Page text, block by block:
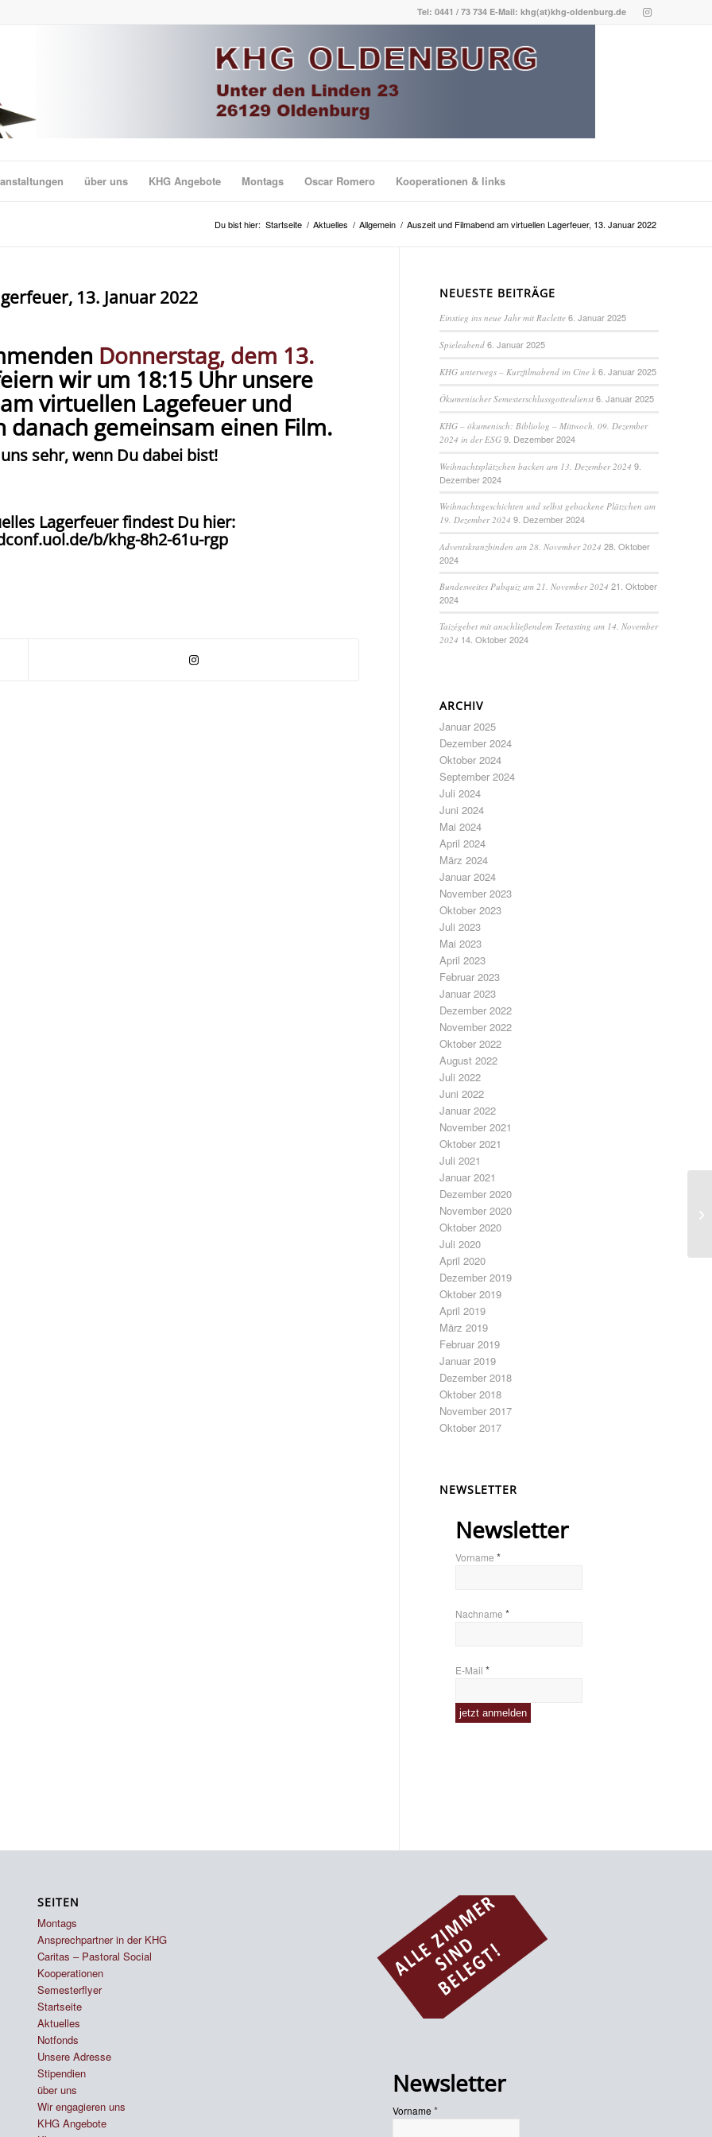
Tel: 0441 / 73 734 E-Mail: khg(at)khg-oldenburg.de
über uns KHG Angebote Montags Oscar Romero Kooperationen & links
Du bist hier: Startseite / Aktuelles / Allgemein / Auszeit und Filmabend am virtuellen Lagerfeuer, 13. Januar 2022
13. Januar 2022
Donnerstag, dem 13.
wir um 18:15 Uhrunsere
virtuellen Lagefeuer und
danach gemeinsam einen Film.
sehr, wenn Du dabei bist!
Lagerfeuer findest Du hier:
b/khg-8h2-61u-rgp
NEUESTE BEITRÄGE
Einstieg ins neue Jahr mit Raclette 6. Januar 2025
Spieleabend 6. Januar 2025
KHG unterwegs – Kurzfilmabend im Cine k 6. Januar 2025
Ökumenischer Semesterschlussgottesdienst 6. Januar 2025
KHG – ökumenisch: Bibliolog – Mittwoch, 09. Dezember
2024 in der ESG 9. Dezember 2024
Weihnachtsplätzchen backen am 13. Dezember 2024 9.
Dezember 2024
Weihnachtsgeschichten und selbst gebackene Plätzchen am
19. Dezember 2024 9. Dezember 2024
Adventskranzbinden am 28. November 2024 28. Oktober
2024
Bundesweites Pubquiz am 21. November 2024 21. Oktober
2024
Taizégebet mit anschließendem Teetasting am 14. November
2024 14. Oktober 2024
ARCHIV
Januar 2025
Dezember 2024
Oktober 2024
September 2024
Juli 2024
Juni 2024
Mai 2024
April 2024
März 2024
Januar 2024
November 2023
Oktober 2023
Juli 2023
Mai 2023
April 2023
Februar 2023
Januar 2023
Dezember 2022
November 2022
Oktober 2022
August 2022
Juli 2022
Juni 2022
Januar 2022
November 2021
Oktober 2021
Juli 2021
Januar 2021
Dezember 2020
November 2020
Oktober 2020
Juli 2020
April 2020
Dezember 2019
Oktober 2019
April 2019
März 2019
Februar 2019
Januar 2019
Dezember 2018
Oktober 2018
November 2017
Oktober 2017
NEWSLETTER
Newsletter
Vorname*
Nachname*
E-Mail*
SEITEN
Montags
Ansprechpartner in der KHG
Caritas – Pastoral Social
Kooperationen
Semesterflyer
Startseite
Aktuelles
Notfonds
Unsere Adresse
Stipendien
über uns
Wir engagieren uns
KHG Angebote
Newsletter
Vorname*